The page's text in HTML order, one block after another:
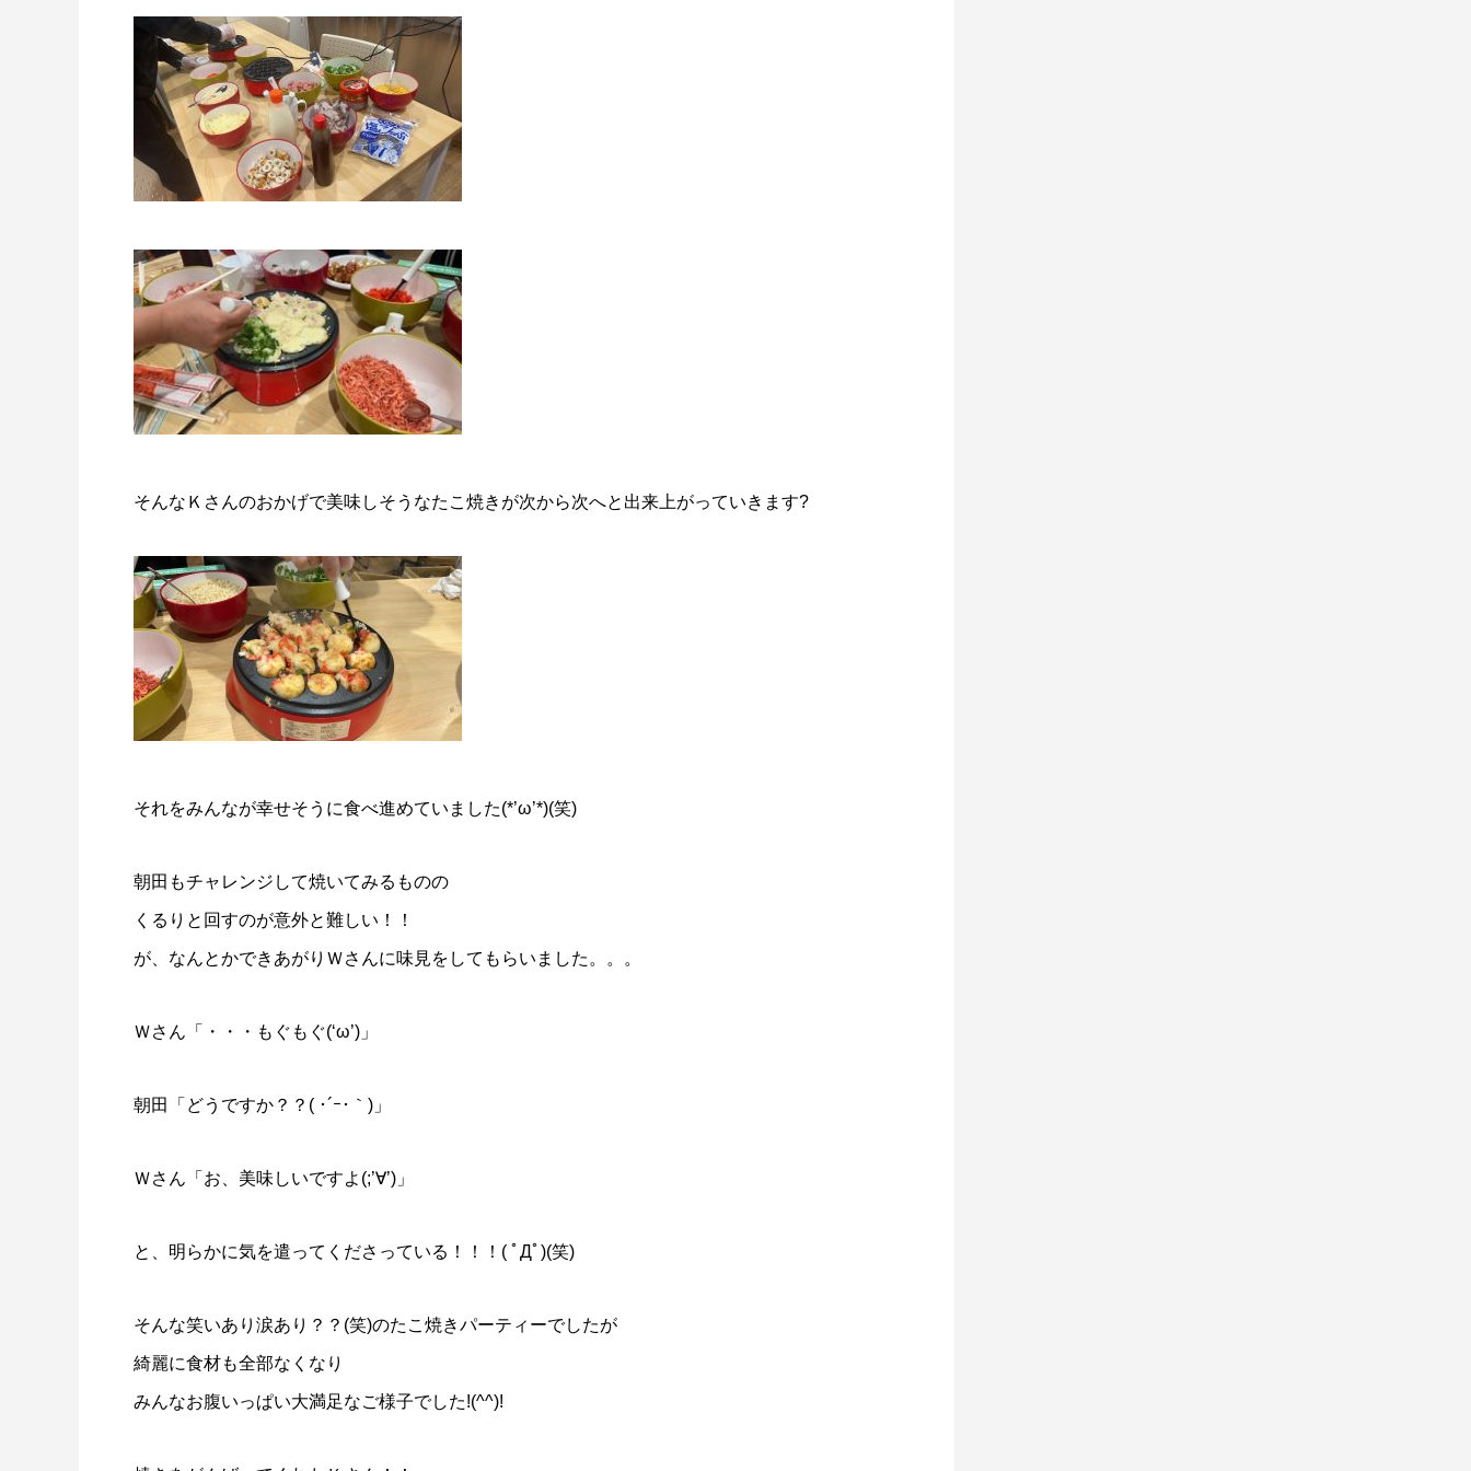
そんなＫさんのおかげで美味しそうなたこ焼きが次から次へと出来上がっていきます?
それをみんなが幸せそうに食べ進めていました(*’ω’*)(笑)
朝田もチャレンジして焼いてみるものの
くるりと回すのが意外と難しい！！
が、なんとかできあがりＷさんに味見をしてもらいました。。。
Ｗさん「・・・もぐもぐ(‘ω’)」
朝田「どうですか？？( ･´ｰ･｀)」
Ｗさん「お、美味しいですよ(;’∀’)」
と、明らかに気を遣ってくださっている！！！( ﾟДﾟ)(笑)
そんな笑いあり涙あり？？(笑)のたこ焼きパーティーでしたが
綺麗に食材も全部なくなり
みんなお腹いっぱい大満足なご様子でした!(^^)!